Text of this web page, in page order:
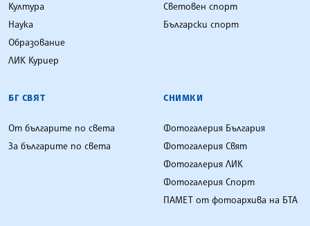
Култура
Наука
Образование
ЛИК Куриер
Световен спорт
Български спорт
БГ СВЯТ
От българите по света
За българите по света
СНИМКИ
Фотогалерия България
Фотогалерия Свят
Фотогалерия ЛИК
Фотогалерия Спорт
ПАМЕТ от фотоархива на БТА